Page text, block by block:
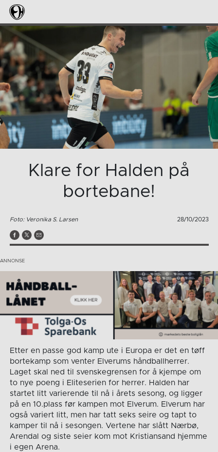
Klare for Halden på
bortebane!
Foto: Veronika S. Larsen 28/10/2023
Etter en passe god kamp ute i Europa er det en tøff
bortekamp som venter Elverums håndballherrer.
Laget skal ned til svenskegrensen for å kjempe om
to nye poeng i Eliteserien for herrer. Halden har
startet litt varierende til nå i årets sesong, og ligger
på en 10.plass før kampen mot Elverum. Elverum har
også variert litt, men har tatt seks seire og tapt to
kamper til nå i sesongen. Vertene har slått Nærbø,
Arendal og siste seier kom mot Kristiansand hjemme
i egen Arena.